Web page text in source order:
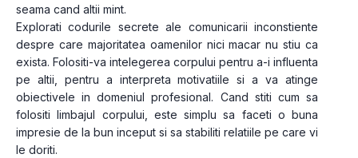
seama cand altii mint.
Explorati codurile secrete ale comunicarii inconstiente
despre care majoritatea oamenilor nici macar nu stiu ca
exista. Folositi-va intelegerea corpului pentru a-i influenta
pe altii, pentru a interpreta motivatiile si a va atinge
obiectivele in domeniul profesional. Cand stiti cum sa
folositi limbajul corpului, este simplu sa faceti o buna
impresie de la bun inceput si sa stabiliti relatiile pe care vi
le doriti.